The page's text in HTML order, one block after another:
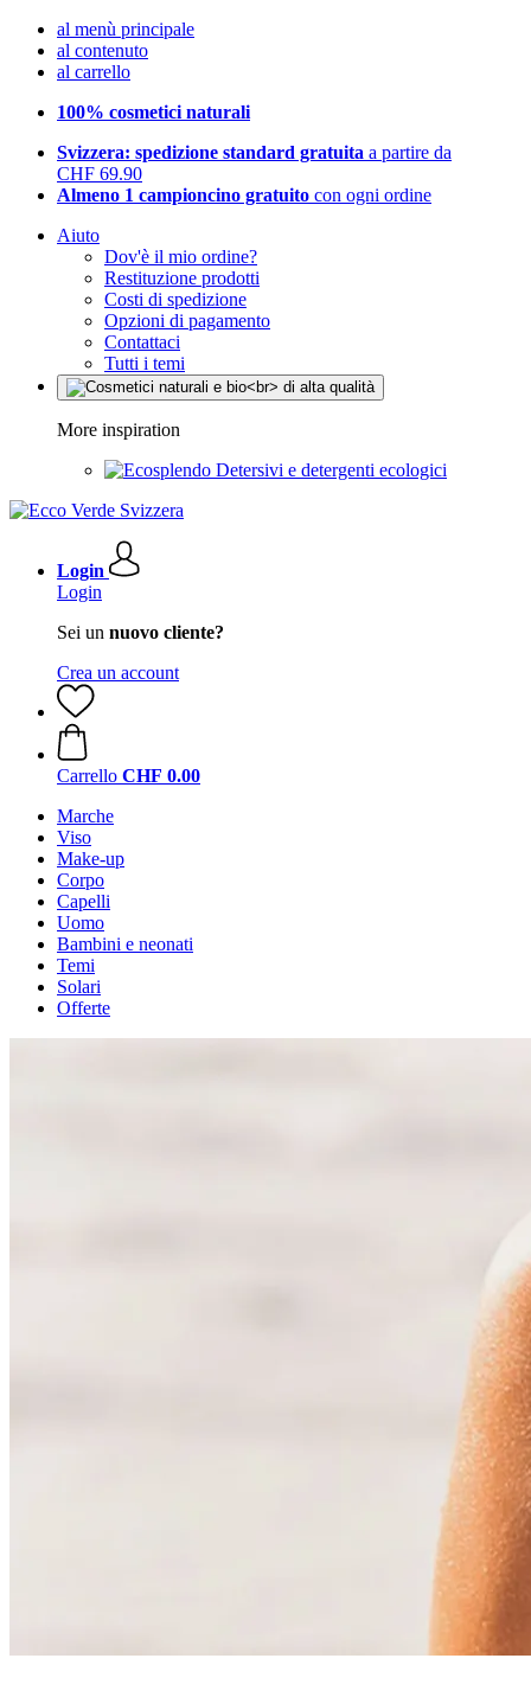
al menù principale
al contenuto
al carrello
100% cosmetici naturali
Svizzera: spedizione standard gratuita a partire da
CHF 69.90
Almeno 1 campioncino gratuito con ogni ordine
Aiuto
Dov'è il mio ordine?
Restituzione prodotti
Costi di spedizione
Opzioni di pagamento
Contattaci
Tutti i temi
More inspiration
Detersivi e detergenti ecologici
Login
Login
Sei un nuovo cliente?
Crea un account
Carrello CHF 0.00
Marche
Viso
Make-up
Corpo
Capelli
Uomo
Bambini e neonati
Temi
Solari
Offerte